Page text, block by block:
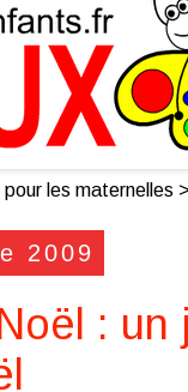
les maternelles
2009
: